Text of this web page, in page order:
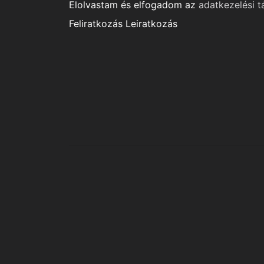
Elolvastam és elfogadom az adatkezelési
Feliratkozás Leiratkozás